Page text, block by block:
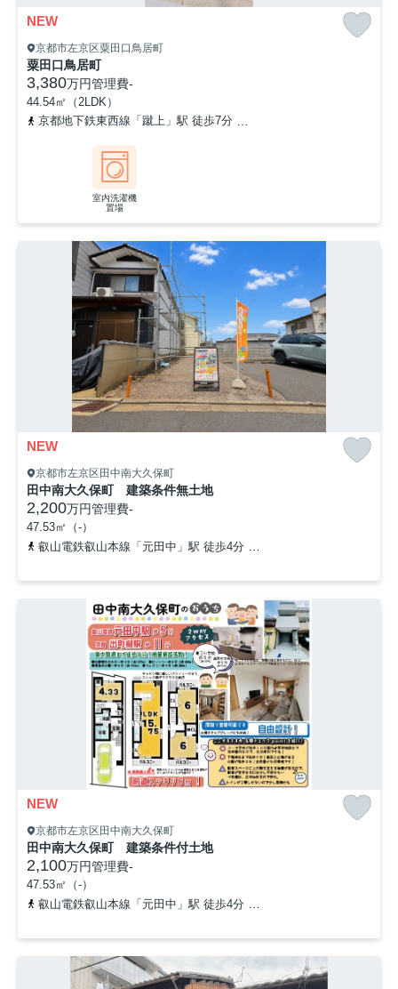
NEW
京都市左京区粟田口鳥居町
粟田口鳥居町
3,380万円管理費-
44.54㎡（2LDK）
京都地下鉄東西線「蹴上」駅 徒歩7分
室内洗濯機
置場
NEW
京都市左京区田中南大久保町
田中南大久保町 建築条件無土地
2,200万円管理費-
47.53㎡（-）
叡山電鉄叡山本線「元田中」駅 徒歩4分
NEW
京都市左京区田中南大久保町
田中南大久保町 建築条件付土地
2,100万円管理費-
47.53㎡（-）
叡山電鉄叡山本線「元田中」駅 徒歩4分